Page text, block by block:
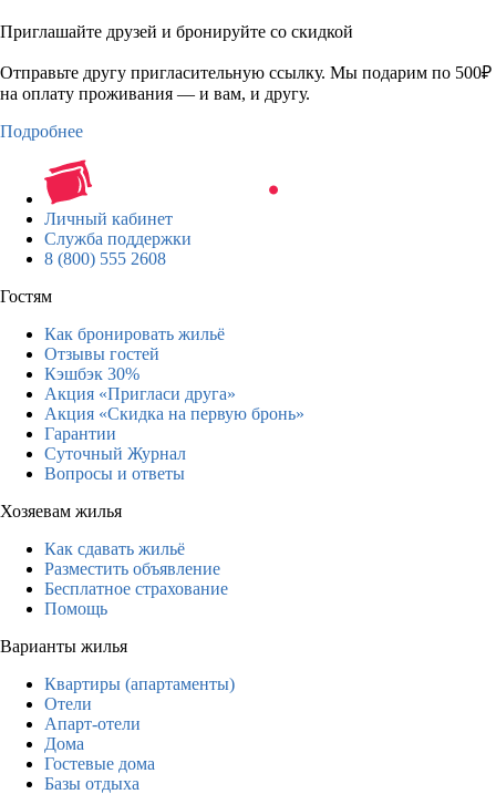
Приглашайте друзей и бронируйте со скидкой
Отправьте другу пригласительную ссылку. Мы подарим по 500₽
на оплату проживания — и вам, и другу.
Подробнее
Личный кабинет
Служба поддержки
8 (800) 555 2608
Гостям
Как бронировать жильё
Отзывы гостей
Кэшбэк 30%
Акция «Пригласи друга»
Акция «Скидка на первую бронь»
Гарантии
Суточный Журнал
Вопросы и ответы
Хозяевам жилья
Как сдавать жильё
Разместить объявление
Бесплатное страхование
Помощь
Варианты жилья
Квартиры (апартаменты)
Отели
Апарт-отели
Дома
Гостевые дома
Базы отдыха